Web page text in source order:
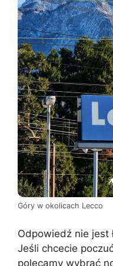
Góry w okolicach Lecco
Odpowiedź nie jest
Jeśli chcecie
polecamy wybrać